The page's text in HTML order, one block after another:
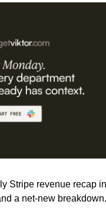
Stripe revenue recap in
a net-new breakdown.